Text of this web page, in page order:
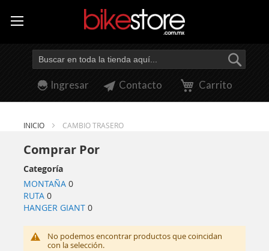
Ingresar Contacto Carrito
INICIO CAMBIO TRASERO
Comprar Por
Categoría
MONTAÑA 0
RUTA 0
HANGER GIANT 0
No podemos encontrar productos que coincidan
con la selección.